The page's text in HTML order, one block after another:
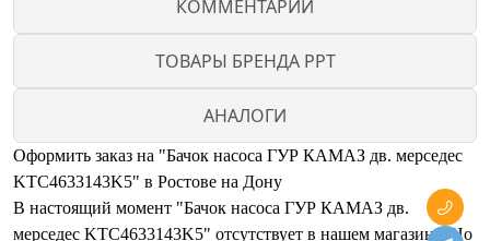
КОММЕНТАРИИ
ТОВАРЫ БРЕНДА PPT
АНАЛОГИ
Оформить заказ на "Бачок насоса ГУР КАМАЗ дв. мерседес
KTC4633143K5" в Ростове на Дону
В настоящий момент "Бачок насоса ГУР КАМАЗ дв.
мерседес KTC4633143K5" отсутствует в нашем магазине. Но